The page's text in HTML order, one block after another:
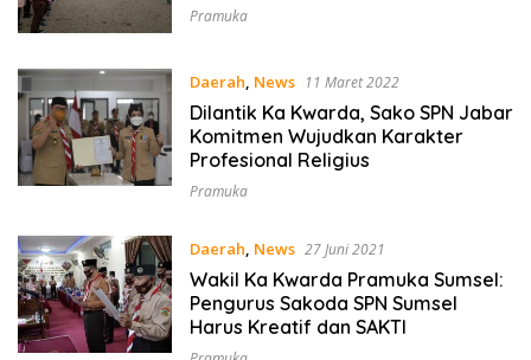
Pramuka
Daerah, News 11 Maret 2022
Dilantik Ka Kwarda, Sako SPN Jabar
Komitmen Wujudkan Karakter
Profesional Religius
Pramuka
Daerah, News 27 Juni 2021
Wakil Ka Kwarda Pramuka Sumsel:
Pengurus Sakoda SPN Sumsel
Harus Kreatif dan SAKTI